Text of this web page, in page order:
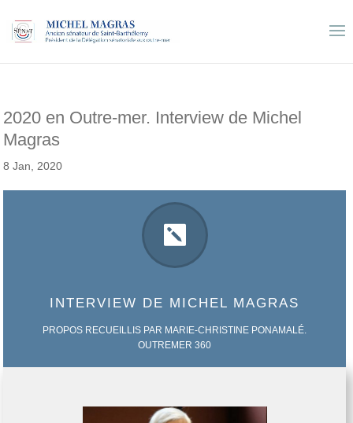
2020 en Outre-mer. Interview de Michel
Magras
8 Jan, 2020

INTERVIEW DE MICHEL MAGRAS
PROPOS RECUEILLIS PAR MARIE-CHRISTINE PONAMALÉ.
OUTREMER 360